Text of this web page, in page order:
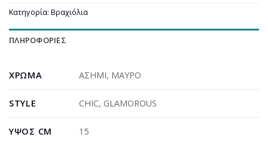
Κατηγορία: Βραχιόλια
ΠΛΗΡΟΦΟΡΊΕΣ
ΧΡΏΜΑ ΑΣΗΜΙ, ΜΑΥΡΟ
STYLE CHIC, GLAMOROUS
ΎΨΟΣ CM 15